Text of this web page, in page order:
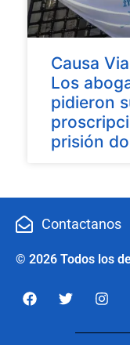
Causa
Los
pidieron
prisión
Contactanos
© 2026 Todos los